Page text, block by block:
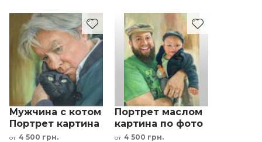
Мужчина с котом
Портрет картина
маслом по фото
от 4 500 грн.
Портрет маслом
картина по фото
"отец с сыном"
от 4 500 грн.